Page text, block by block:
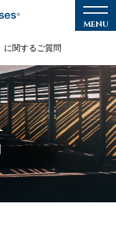
ルマガ登録
に関するご質問